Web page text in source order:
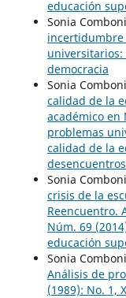
educación
Sonia
incertidumbre
universitarios:
democracia
Sonia
calidad de la
académico en
problemas
calidad de la
desencuentros
Sonia
crisis de la
Reencuentro.
Núm. 69
educación
Sonia
Análisis de
(1989): No. 1,